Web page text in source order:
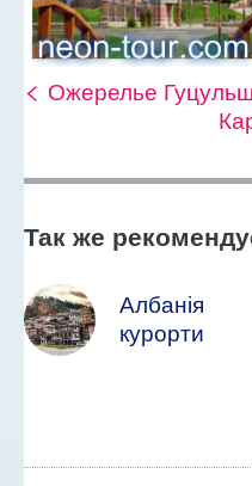
Ожерелье
Так же
Албанія
курорти